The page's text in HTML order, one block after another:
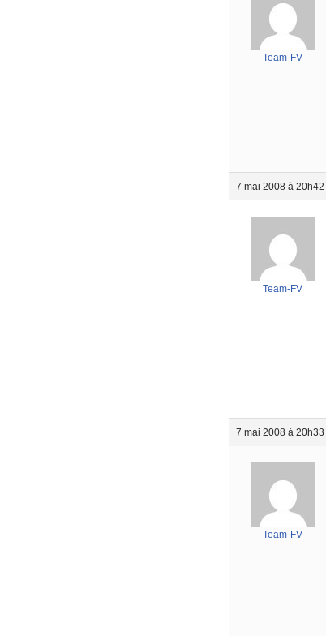
Team-FV
7 mai 2008 à 20h42
Team-FV
7 mai 2008 à 20h33
Team-FV